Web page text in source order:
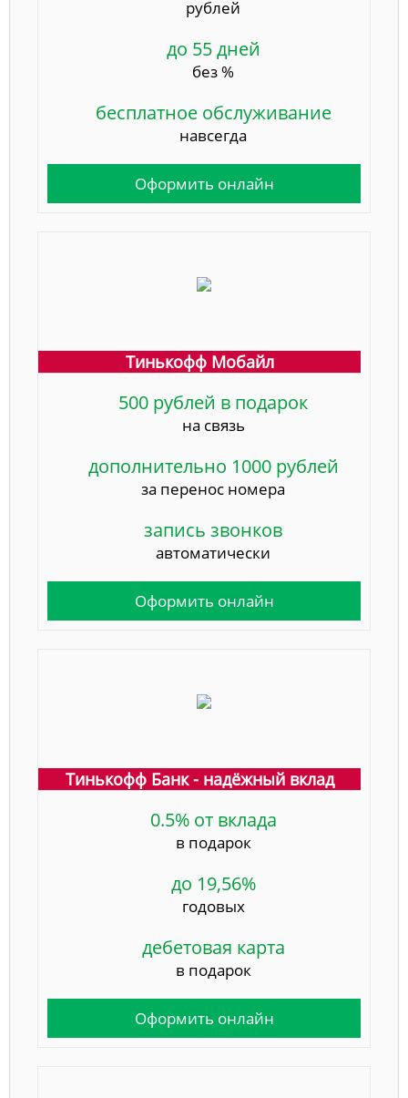
рублей
до 55 дней
без %
бесплатное обслуживание
навсегда
Оформить онлайн
Тинькофф Мобайл
500 рублей в подарок
на связь
дополнительно 1000 рублей
за перенос номера
запись звонков
автоматически
Оформить онлайн
Тинькофф Банк - надёжный вклад
0.5% от вклада
в подарок
до 19,56%
годовых
дебетовая карта
в подарок
Оформить онлайн